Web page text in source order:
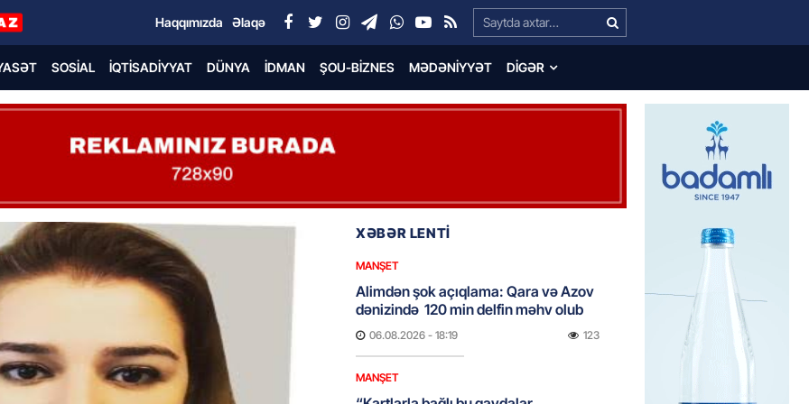
Search…
Haqqımızda Əlaqə
SOSIAL İQTISADIYYAT DÜNYA İDMAN ŞOU-BIZNES MƏDƏNIYYƏT DIGƏR
XƏBƏR LENTİ
MANŞET
Alimdən şok açıqlama: Qara və Azov
dənizində 120 min delfin məhv olub
06.08.2026 - 18:19 123
MANŞET